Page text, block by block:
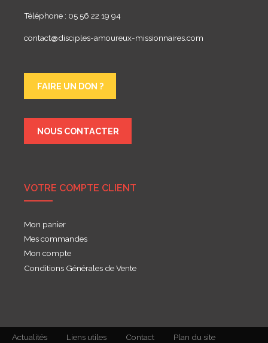
Téléphone : 05 56 22 19 94
contact@disciples-amoureux-missionnaires.com
FAIRE UN DON ?
NOUS CONTACTER
VOTRE COMPTE CLIENT
Mon panier
Mes commandes
Mon compte
Conditions Générales de Vente
Actualités Liens utiles Contact Plan du site